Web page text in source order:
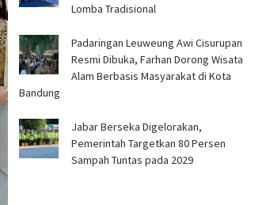
Lomba Tradisional
Padaringan Leuweung Awi Cisurupan
Resmi Dibuka, Farhan Dorong Wisata
Alam Berbasis Masyarakat di Kota
Bandung
Jabar Berseka Digelorakan,
Pemerintah Targetkan 80 Persen
Sampah Tuntas pada 2029